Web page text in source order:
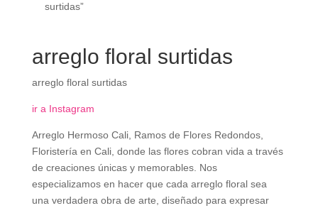
surtidas”
arreglo floral surtidas
arreglo floral surtidas
ir a Instagram
Arreglo Hermoso Cali, Ramos de Flores Redondos,
Floristería en Cali, donde las flores cobran vida a través
de creaciones únicas y memorables. Nos
especializamos en hacer que cada arreglo floral sea
una verdadera obra de arte, diseñado para expresar